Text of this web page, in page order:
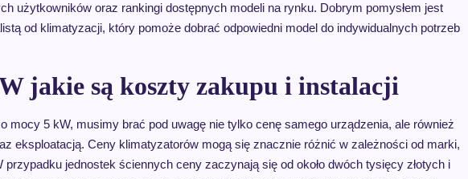
użytkowników oraz rankingi dostępnych modeli na rynku. Dobrym pomysłem jest
od klimatyzacji, który pomoże dobrać odpowiedni model do indywidualnych potrzeb
jakie są koszty zakupu i instalacji
mocy 5 kW, musimy brać pod uwagę nie tylko cenę samego urządzenia, ale również
eksploatacją. Ceny klimatyzatorów mogą się znacznie różnić w zależności od marki,
jednostek ściennych ceny zaczynają się od około dwóch tysięcy złotych i